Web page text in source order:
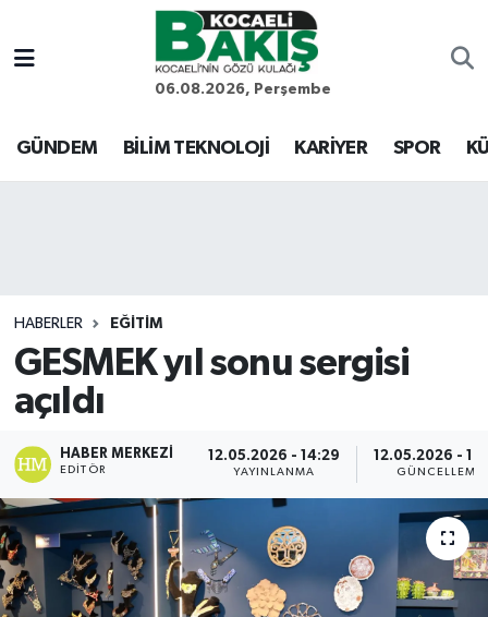
06.08.2026, Perşembe
GÜNDEM BİLİM TEKNOLOJİ KARİYER SPOR
HABERLER EĞİTİM
GESMEK yıl sonu sergisi
açıldı
HABER MERKEZI
EDITÖR
12.05.2026 - 14:29
YAYINLANMA
12.05.2026 -
GÜNCELLEME
Kocaeli Nöbetçi Eczaneler
Kocaeli Hava Durumu
Son Dakika Haberleri
Haber Arşivi